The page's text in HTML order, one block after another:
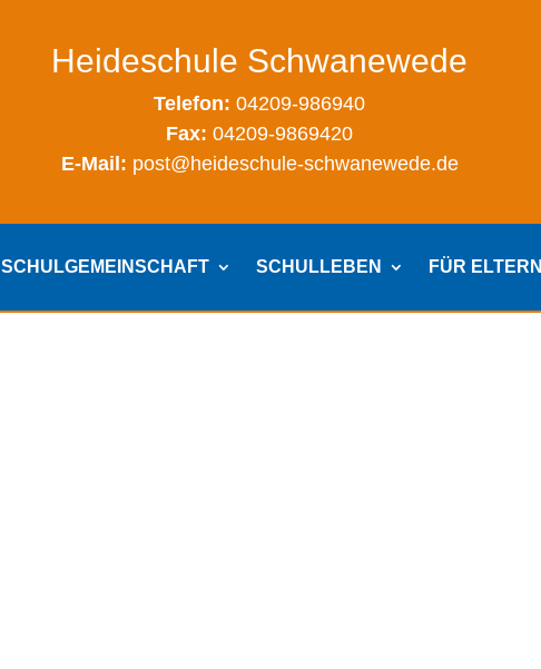
Heideschule Schwanewede
Telefon: 04209-986940
Fax: 04209-9869420
E-Mail: post@heideschule-schwanewede.de
SCHULGEMEINSCHAFT SCHULLEBEN FÜR ELTERN